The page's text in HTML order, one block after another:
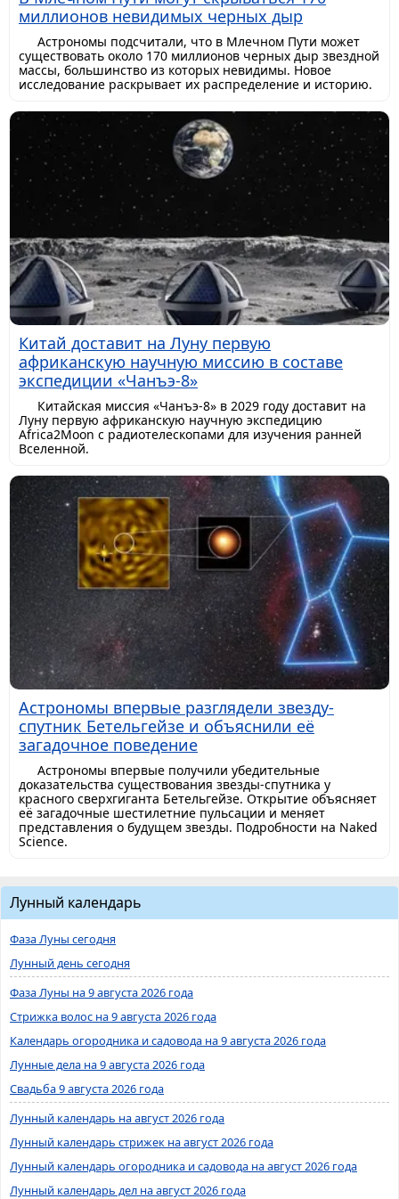
миллионов невидимых черных дыр
Астрономы подсчитали, что в Млечном Пути может
существовать около 170 миллионов черных дыр звездной
массы, большинство из которых невидимы. Новое
исследование раскрывает их распределение и историю.
Китай доставит на Луну первую
африканскую научную миссию в составе
экспедиции «Чанъэ-8»
Китайская миссия «Чанъэ-8» в 2029 году доставит на
Луну первую африканскую научную экспедицию
Africa2Moon с радиотелескопами для изучения ранней
Вселенной.
Астрономы впервые разглядели звезду-
спутник Бетельгейзе и объяснили её
загадочное поведение
Астрономы впервые получили убедительные
доказательства существования звезды-спутника у
красного сверхгиганта Бетельгейзе. Открытие объясняет
её загадочные шестилетние пульсации и меняет
представления о будущем звезды. Подробности на Naked
Science.
Лунный календарь
Фаза Луны сегодня
Лунный день сегодня
Фаза Луны на 9 августа 2026 года
Стрижка волос на 9 августа 2026 года
Календарь огородника и садовода на 9 августа 2026 года
Лунные дела на 9 августа 2026 года
Свадьба 9 августа 2026 года
Лунный календарь на август 2026 года
Лунный календарь стрижек на август 2026 года
Лунный календарь огородника и садовода на август 2026 года
Лунный календарь дел на август 2026 года